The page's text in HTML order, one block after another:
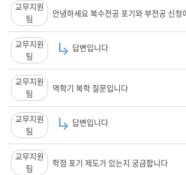
교무지원
팀
안녕하세요 복수전공 포기와 부전공 신청
교무지원
팀
답변입니다
교무지원
팀
역학기 복학 질문입니다
교무지원
팀
답변입니다
교무지원
팀
학점 포기 제도가 있는지 궁금합니다